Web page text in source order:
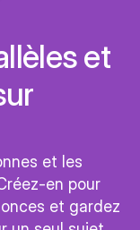
et
et les
en pour
et gardez